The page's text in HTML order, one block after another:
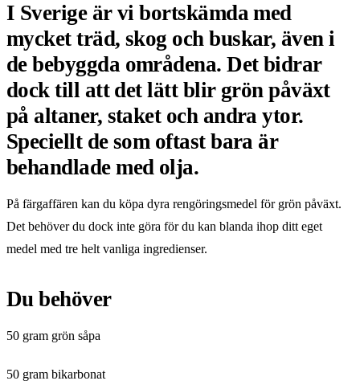
I Sverige är vi bortskämda med
mycket träd, skog och buskar, även i
de bebyggda områdena. Det bidrar
dock till att det lätt blir grön påväxt
på altaner, staket och andra ytor.
Speciellt de som oftast bara är
behandlade med olja.
På färgaffären kan du köpa dyra rengöringsmedel för grön påväxt.
Det behöver du dock inte göra för du kan blanda ihop ditt eget
medel med tre helt vanliga ingredienser.
Du behöver
50 gram grön såpa
50 gram bikarbonat